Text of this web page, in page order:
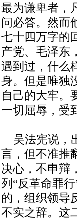
最为谦卑者，
问必答。然而
七十四万字的
产党、毛泽东
遇到过，什么
身。但是唯独
自己的大牢。
一切屈辱，受
吴法宪说，
言，但不准推
决心，不申辩
列“反革命罪
的，组织领导
不实之辞。这